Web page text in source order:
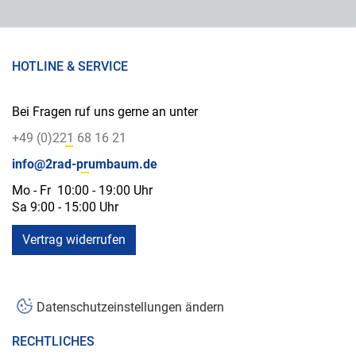
HOTLINE & SERVICE
Bei Fragen ruf uns gerne an unter
+49 (0)221 68 16 21
info@2rad-prumbaum.de
Mo - Fr 10:00 - 19:00 Uhr
Sa 9:00 - 15:00 Uhr
Vertrag widerrufen
Datenschutzeinstellungen ändern
RECHTLICHES